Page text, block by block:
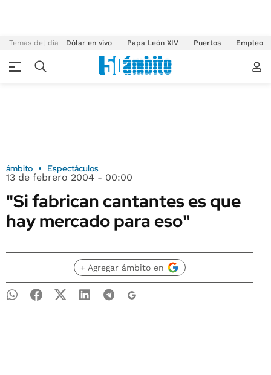
Temas del día Dólar en vivo Papa León XIV Puertos Empleo
ámbito Espectáculos
13 de febrero 2004 - 00:00
"Si fabrican cantantes es que
hay mercado para eso"
+ Agregar ámbito en